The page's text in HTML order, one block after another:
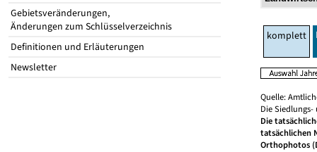
Gebietsveränderungen,
Änderungen zum Schlüsselverzeichnis
Definitionen und Erläuterungen
Newsletter
komplett
Quelle:
Die
Die
tatsächlichen
Orthophotos